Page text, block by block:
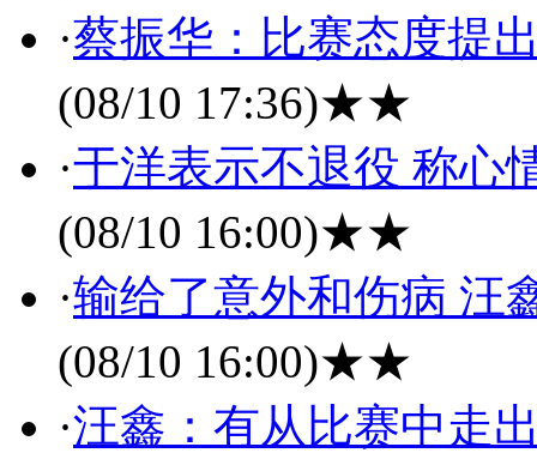
·蔡振华：比赛态度提
(08/10 17:36)★★
·于洋表示不退役 称心
(08/10 16:00)★★
·输给了意外和伤病 汪
(08/10 16:00)★★
·汪鑫：有从比赛中走